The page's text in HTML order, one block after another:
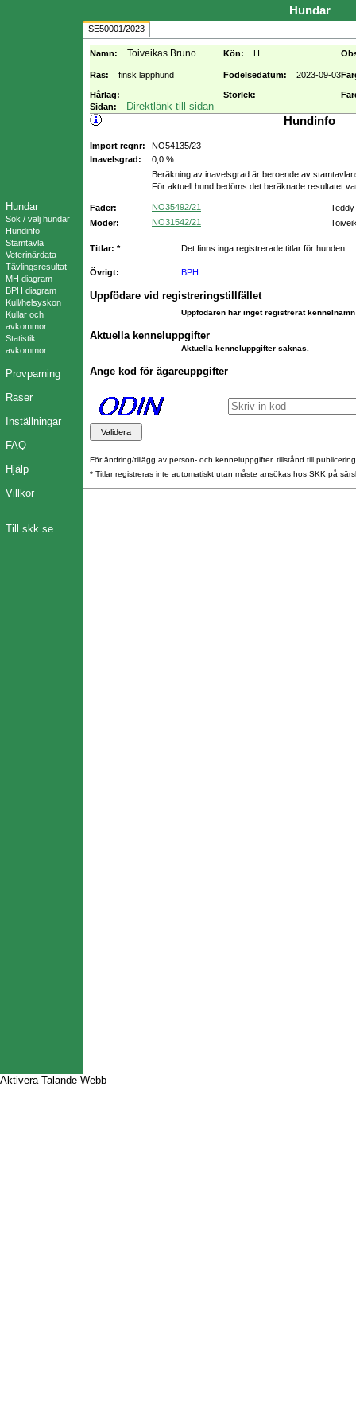
Hundar
Sök / välj hundar
Hundinfo
Stamtavla
Veterinärdata
Tävlingsresultat
MH diagram
BPH diagram
Kull/helsyskon
Kullar och
avkommor
Statistik
avkommor
Provparning
Raser
Inställningar
FAQ
Hjälp
Villkor
Till skk.se
Hundar
SE50001/2023
Namn: Toiveikas Bruno Kön: H
Ras: finsk lapphund Födelsedatum: 2023-09-03
Hårlag: Storlek:
Sidan:
Direktlänk till sidan
Hundinfo
Import regnr:
NO54135/23
Inavelsgrad:
0,0 %
Beräkning av inavelsgrad är beroende av
För aktuell hund bedöms det beräknade resultatet
Fader: NO35492/21
Teddy
Moder:
NO31542/21
Titlar: * Det finns inga registrerade titlar för hunden.
Övrigt: BPH
Uppfödare vid registreringstillfället
Uppfödaren har inget registrerat
Aktuella kenneluppgifter
Aktuella kenneluppgifter saknas.
Ange kod för ägareuppgifter
För ändring/tillägg av person- och kenneluppgifter, tillstånd till
* Titlar registreras inte automatiskt utan måste ansökas hos SKK på
Aktivera Talande Webb